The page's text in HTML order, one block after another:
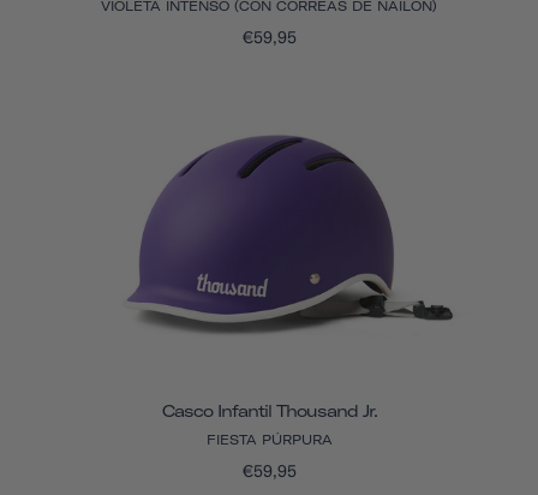
VIOLETA INTENSO (CON CORREAS DE NAILON)
€59,95
Casco Infantil Thousand Jr.
FIESTA PÚRPURA
€59,95